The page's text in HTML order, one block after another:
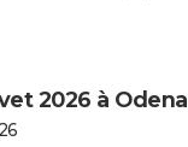
2026 à